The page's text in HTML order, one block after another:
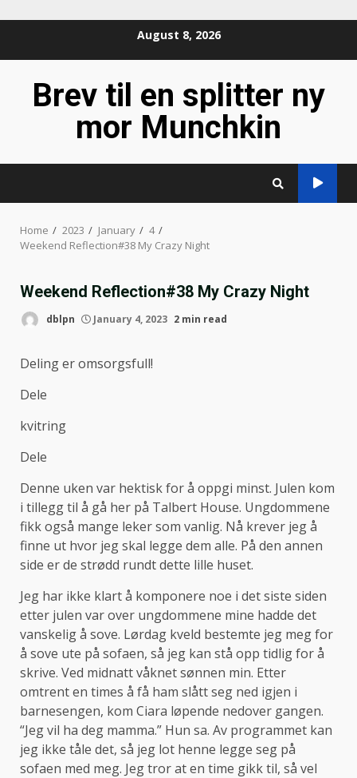
August 8, 2026
Brev til en splitter ny
mor Munchkin
Home 2023 January
4
Weekend Reflection#38 My Crazy Night
Weekend Reflection#38 My Crazy Night
dblpn January 4, 2023 2 min read
Deling er omsorgsfull!
Dele
kvitring
Dele
Denne uken var hektisk for å oppgi minst. Julen kom
i tillegg til å gå her på Talbert House. Ungdommene
fikk også mange leker som vanlig. Nå krever jeg å
finne ut hvor jeg skal legge dem alle. På den annen
side er de strødd rundt dette lille huset.
Jeg har ikke klart å komponere noe i det siste siden
etter julen var over ungdommene mine hadde det
vanskelig å sove. Lørdag kveld bestemte jeg meg for
å sove ute på sofaen, så jeg kan stå opp tidlig for å
skrive. Ved midnatt våknet sønnen min. Etter
omtrent en times å få ham slått seg ned igjen i
barnesengen, kom Ciara løpende nedover gangen.
“Jeg vil ha deg mamma.” Hun sa. Av programmet kan
jeg ikke tåle det, så jeg lot henne legge seg på
sofaen med meg. Jeg tror at en time gikk til, så vel